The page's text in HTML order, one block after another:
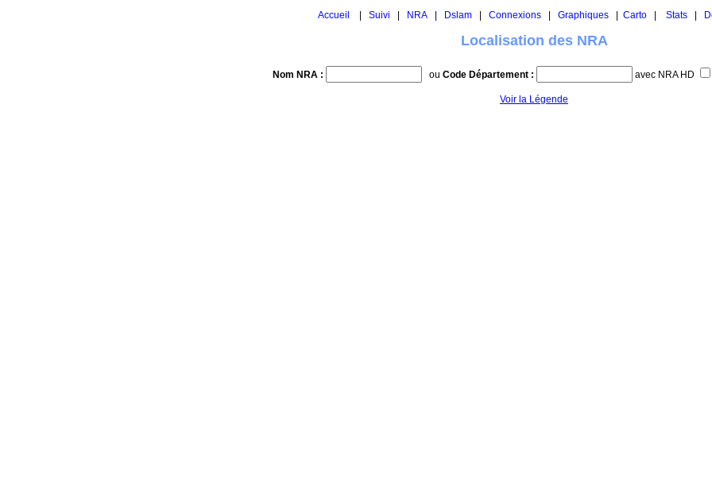
Accueil Suivi NRA Dslam Connexions Graphiques Carto Stats
Localisation des NRA
Nom NRA : ou Code Département : avec NRA HD
Voir la Légende